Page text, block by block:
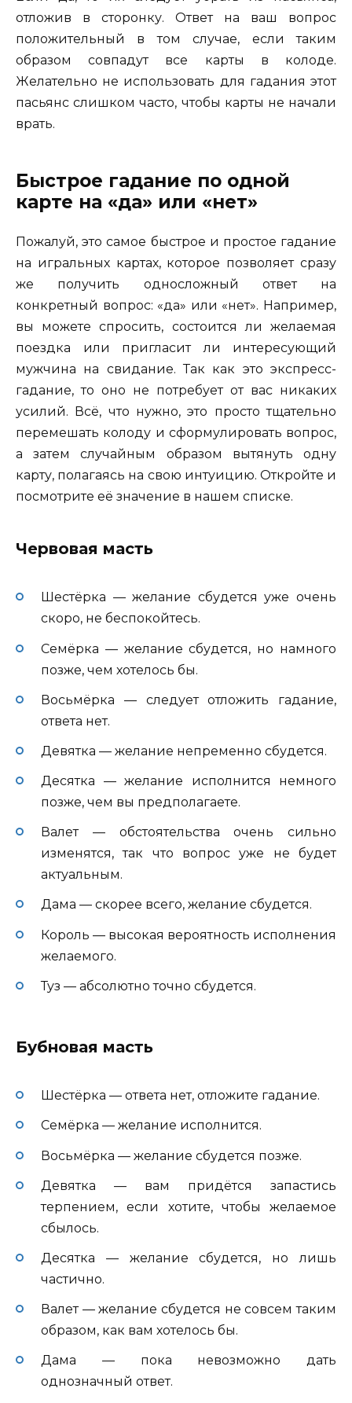
отложив в сторонку. Ответ на ваш вопрос
положительный в том случае, если таким
образом совпадут все карты в колоде.
Желательно не использовать для гадания этот
пасьянс слишком часто, чтобы карты не начали
врать.
Быстрое гадание по одной
карте на «да» или «нет»
Пожалуй, это самое быстрое и простое гадание
на игральных картах, которое позволяет сразу
же получить односложный ответ на
конкретный вопрос: «да» или «нет». Например,
вы можете спросить, состоится ли желаемая
поездка или пригласит ли интересующий
мужчина на свидание. Так как это экспресс-
гадание, то оно не потребует от вас никаких
усилий. Всё, что нужно, это просто тщательно
перемешать колоду и сформулировать вопрос,
а затем случайным образом вытянуть одну
карту, полагаясь на свою интуицию. Откройте и
посмотрите её значение в нашем списке.
Червовая масть
Шестёрка — желание сбудется уже очень
скоро, не беспокойтесь.
Семёрка — желание сбудется, но намного
позже, чем хотелось бы.
Восьмёрка — следует отложить гадание,
ответа нет.
Девятка — желание непременно сбудется.
Десятка — желание исполнится немного
позже, чем вы предполагаете.
Валет — обстоятельства очень сильно
изменятся, так что вопрос уже не будет
актуальным.
Дама — скорее всего, желание сбудется.
Король — высокая вероятность исполнения
желаемого.
Туз — абсолютно точно сбудется.
Бубновая масть
Шестёрка — ответа нет, отложите гадание.
Семёрка — желание исполнится.
Восьмёрка — желание сбудется позже.
Девятка — вам придётся запастись
терпением, если хотите, чтобы желаемое
сбылось.
Десятка — желание сбудется, но лишь
частично.
Валет — желание сбудется не совсем таким
образом, как вам хотелось бы.
Дама — пока невозможно дать
однозначный ответ.